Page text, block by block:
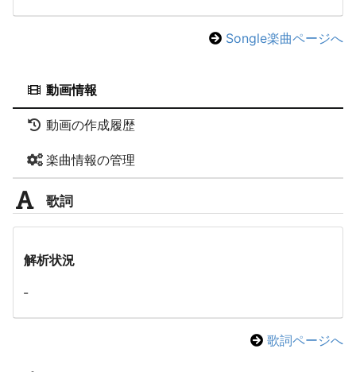
Songle楽曲ページへ
動画情報
動画の作成履歴
楽曲情報の管理
歌詞
解析状況
-
歌詞ページへ